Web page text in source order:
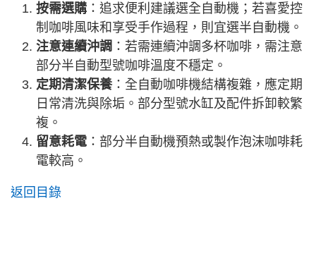
按需選購 ：追求便利建議選全自動機；若喜愛控
制咖啡風味和享受手作過程，則宜選半自動機。
注意連續沖調 ：若需連續沖調多杯咖啡，需注意
部分半自動型號咖啡溫度不穩定。
定期清潔保養：全自動咖啡機結構複雜，應定期
日常清洗與除垢。部分型號水缸及配件拆卸較繁
複。
留意耗電 ：部分半自動機預熱或製作泡沫咖啡耗
電較高。
返回目錄